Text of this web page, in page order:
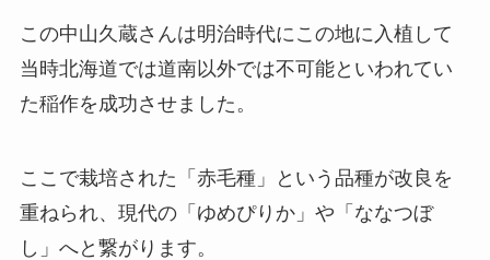
この中山久蔵さんは明治時代にこの地に入植して
当時北海道では道南以外では不可能といわれてい
た稲作を成功させました。
ここで栽培された「赤毛種」という品種が改良を
重ねられ、現代の「ゆめぴりか」や「ななつぼ
し」へと繋がります。